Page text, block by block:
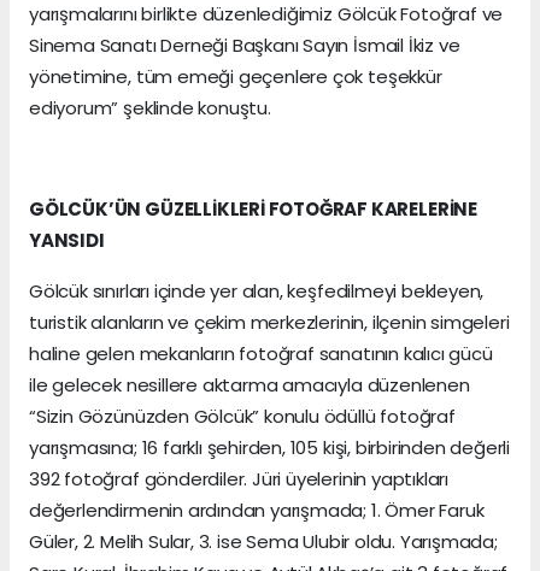
yarışmalarını birlikte düzenlediğimiz Gölcük Fotoğraf ve
Sinema Sanatı Derneği Başkanı Sayın İsmail İkiz ve
yönetimine, tüm emeği geçenlere çok teşekkür
ediyorum” şeklinde konuştu.
GÖLCÜK’ÜN GÜZELLİKLERİ FOTOĞRAF KARELERİNE
YANSIDI
Gölcük sınırları içinde yer alan, keşfedilmeyi bekleyen,
turistik alanların ve çekim merkezlerinin, ilçenin simgeleri
haline gelen mekanların fotoğraf sanatının kalıcı gücü
ile gelecek nesillere aktarma amacıyla düzenlenen
“Sizin Gözünüzden Gölcük” konulu ödüllü fotoğraf
yarışmasına; 16 farklı şehirden, 105 kişi, birbirinden değerli
392 fotoğraf gönderdiler. Jüri üyelerinin yaptıkları
değerlendirmenin ardından yarışmada; 1. Ömer Faruk
Güler, 2. Melih Sular, 3. ise Sema Ulubir oldu. Yarışmada;